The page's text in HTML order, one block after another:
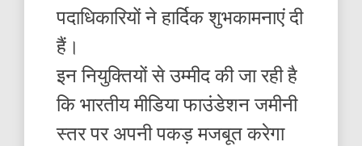
पदाधिकारियों ने हार्दिक शुभकामनाएं दी
हैं।
इन नियुक्तियों से उम्मीद की जा रही है
कि भारतीय मीडिया फाउंडेशन जमीनी
स्तर पर अपनी पकड़ मजबूत करेगा